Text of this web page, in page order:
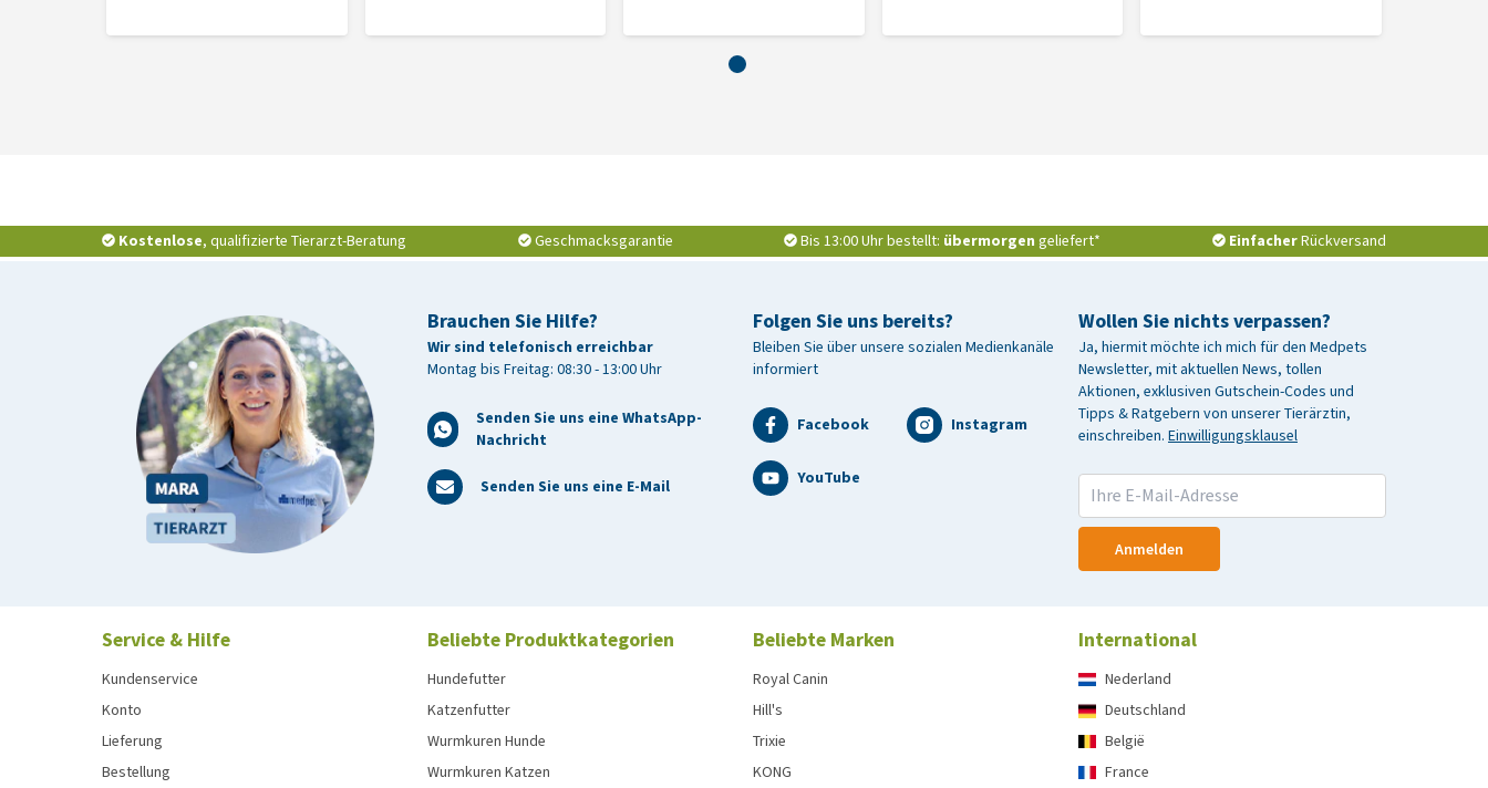
Kostenlose, qualifizierte Tierarzt-Beratung Geschmacksgarantie Bis 13:00 Uhr bestellt: übermorgen geliefert* EinfacherRückversand
Brauchen Sie Hilfe?
Wir sind telefonisch erreichbar
Montag bis Freitag: 08:30 - 13:00 Uhr
Senden Sie uns eine WhatsApp-
Nachricht
Senden Sie uns eine E-Mail
Wollen Sie nichts verpassen?
Ja, hiermit möchte ich mich für den Medpets
Newsletter, mit aktuellen News, tollen
Aktionen, exklusiven Gutschein-Codes und
Tipps & Ratgebern von unserer Tierärztin,
einschreiben. Einwilligungsklausel
Anmelden
Folgen Sie uns bereits?
Bleiben Sie über unsere sozialen Medienkanäle
informiert
Facebook Instagram
YouTube
Service & Hilfe
Kundenservice
Konto
Lieferung
Bestellung
Beliebte Produktkategorien
Hundefutter
Katzenfutter
Wurmkuren Hunde
Wurmkuren Katzen
Beliebte Marken
Royal Canin
Hill's
Trixie
KONG
International
Nederland
Deutschland
België
France